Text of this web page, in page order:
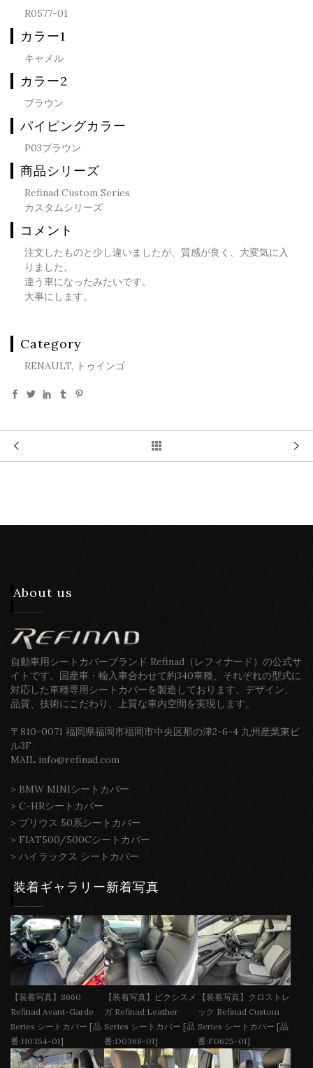
R0577-01
カラー1
キャメル
カラー2
ブラウン
パイピングカラー
P03ブラウン
商品シリーズ
Refinad Custom Series
カスタムシリーズ
コメント
注文したものと少し違いましたが、質感が良く、大変気に入
りました。
違う車になったみたいです。
大事にします。
Category
RENAULT, トゥインゴ
About us
自動車用シートカバーブランド Refinad（レフィナード）の公式サ
イトです。国産車・輸入車合わせて約340車種、それぞれの型式に
対応した車種専用シートカバーを製造しております。デザイン、
品質、技術にこだわり、上質な車内空間を実現します。
〒810-0071 福岡県福岡市福岡市中央区那の津2-6-4 九州産業東ビ
ル3F
MAIL info@refinad.com
> BMW MINIシートカバー
> C-HRシートカバー
> プリウス 50系シートカバー
> FIAT500/500Cシートカバー
> ハイラックス シートカバー
装着ギャラリー新着写真
【装着写真】S660
Refinad Avant-Garde
Series シートカバー [品
番:H0354-01]
【装着写真】ピクシスメ
ガ Refinad Leather
Series シートカバー [品
番:D0368-01]
【装着写真】クロストレ
ック Refinad Custom
Series シートカバー [品
番:F0625-01]